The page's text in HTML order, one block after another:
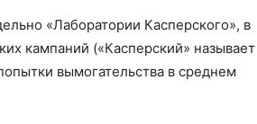
«Лаборатории Касперского», в
кампаний («Касперский» называет
вымогательства в среднем